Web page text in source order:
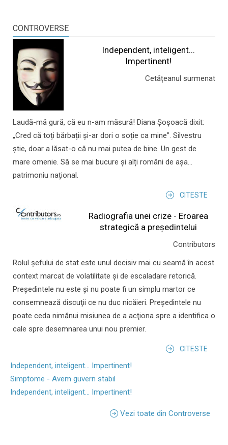
CONTROVERSE
Independent, inteligent...
Impertinent!
Cetățeanul surmenat
Laudă-mă gură, că eu n-am măsură! Diana Șoșoacă dixit:
„Cred că toți bărbații și-ar dori o soție ca mine”. Silvestru
știe, doar a lăsat-o că nu mai putea de bine. Un gest de
mare omenie. Să se mai bucure și alți români de așa...
patrimoniu național.
CITESTE
Radiografia unei crize - Eroarea
strategică a președintelui
Contributors
Rolul şefului de stat este unul decisiv mai cu seamă în acest
context marcat de volatilitate şi de escaladare retorică.
Preşedintele nu este şi nu poate fi un simplu martor ce
consemnează discuţii ce nu duc nicăieri. Preşedintele nu
poate ceda nimănui misiunea de a acţiona spre a identifica o
cale spre desemnarea unui nou premier.
CITESTE
Independent, inteligent... Impertinent!
Simptome - Avem guvern stabil
Independent, inteligent... Impertinent!
Vezi toate din Controverse